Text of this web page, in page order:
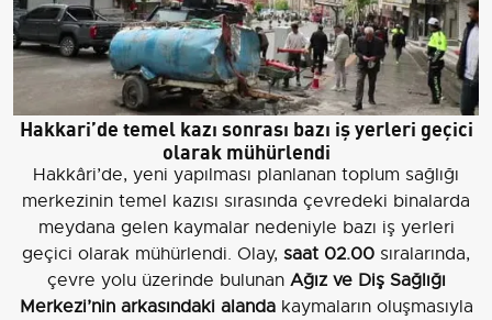
Hakkari’de temel kazı sonrası bazı iş yerleri geçici
olarak mühürlendi
Hakkâri’de, yeni yapılması planlanan toplum sağlığı
merkezinin temel kazısı sırasında çevredeki binalarda
meydana gelen kaymalar nedeniyle bazı iş yerleri
geçici olarak mühürlendi. Olay, saat 02.00 sıralarında,
çevre yolu üzerinde bulunan Ağız ve Diş Sağlığı
Merkezi’nin arkasındaki alandakaymaların oluşmasıyla